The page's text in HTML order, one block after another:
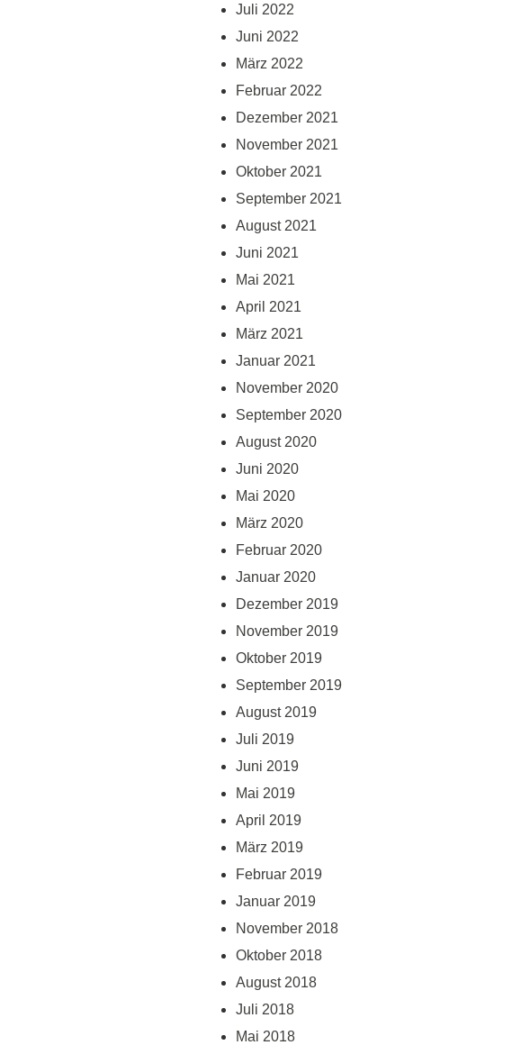
Juli 2022
Juni 2022
März 2022
Februar 2022
Dezember 2021
November 2021
Oktober 2021
September 2021
August 2021
Juni 2021
Mai 2021
April 2021
März 2021
Januar 2021
November 2020
September 2020
August 2020
Juni 2020
Mai 2020
März 2020
Februar 2020
Januar 2020
Dezember 2019
November 2019
Oktober 2019
September 2019
August 2019
Juli 2019
Juni 2019
Mai 2019
April 2019
März 2019
Februar 2019
Januar 2019
November 2018
Oktober 2018
August 2018
Juli 2018
Mai 2018